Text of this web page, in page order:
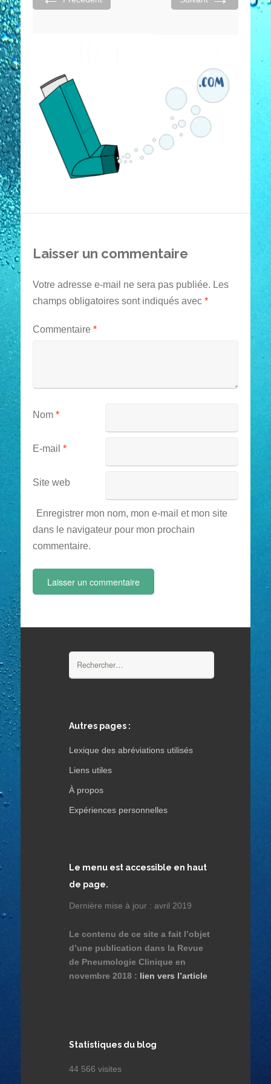
Laisser un commentaire
Votre adresse e-mail ne sera pas publiée. Les
champs obligatoires sont indiqués avec *
Commentaire *
Nom *
E-mail *
Site web
Enregistrer mon nom, mon e-mail et mon site
dans le navigateur pour mon prochain
commentaire.
Autres pages :
Lexique des abréviations utilisés
Liens utiles
À propos
Expériences personnelles
Le menu est accessible en haut
de page.
Dernière mise à jour : avril 2019
Le contenu de ce site a fait l’objet
d’une publication dans la Revue
de Pneumologie Clinique en
novembre 2018 : lien vers l’article
Statistiques du blog
44 566 visites